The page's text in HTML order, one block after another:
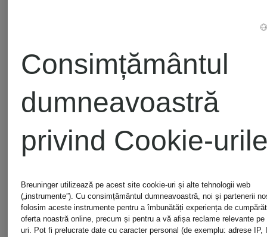
Alte categorii
Modă
de lux
pentru
Modă
pentru
copii
Consimțământul
dumneavoastră
privind Cookie-
Breuninger utilizează pe acest site cookie-uri și alte tehnologii web
(„instrumente”). Cu consimțământul dumneavoastră, noi și partenerii
folosim aceste instrumente pentru a îmbunătăți experiența de
oferta noastră online, precum și pentru a vă afișa reclame relevante
uri. Pot fi prelucrate date cu caracter personal (de exemplu: adrese IP,